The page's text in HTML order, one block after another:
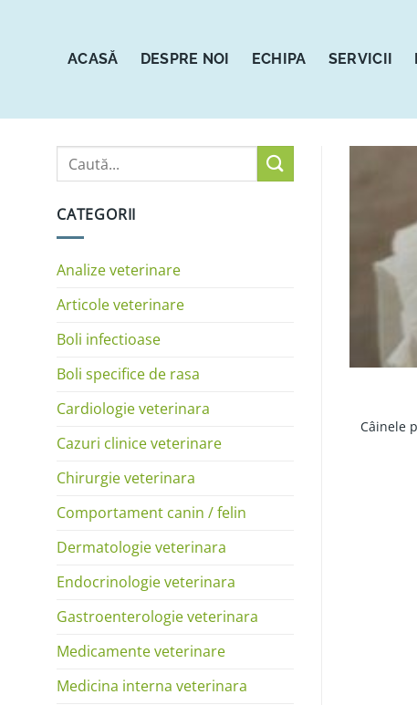
ACASĂ DESPRE NOI ECHIPA SERVICII
CATEGORII
Analize veterinare
Articole veterinare
Boli infectioase
Boli specifice de rasa
Cardiologie veterinara
Cazuri clinice veterinare
Chirurgie veterinara
Comportament canin / felin
Dermatologie veterinara
Endocrinologie veterinara
Gastroenterologie veterinara
Medicamente veterinare
Medicina interna veterinara
Câinele